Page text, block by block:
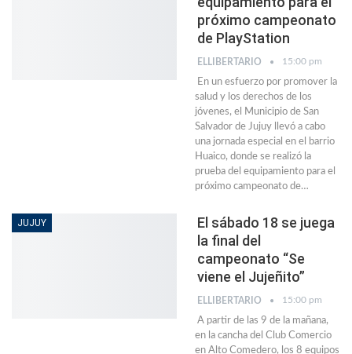
próximo campeonato
de PlayStation
ELLIBERTARIO 15:00 pm
En un esfuerzo por promover la
salud y los derechos de los
jóvenes, el Municipio de San
Salvador de Jujuy llevó a cabo
una jornada especial en el barrio
Huaico, donde se realizó la
prueba del equipamiento para el
próximo campeonato de…
JUJUY
El sábado 18 se juega
la final del
campeonato “Se
viene el Jujeñito”
ELLIBERTARIO 15:00 pm
A partir de las 9 de la mañana,
en la cancha del Club Comercio
en Alto Comedero, los 8 equipos